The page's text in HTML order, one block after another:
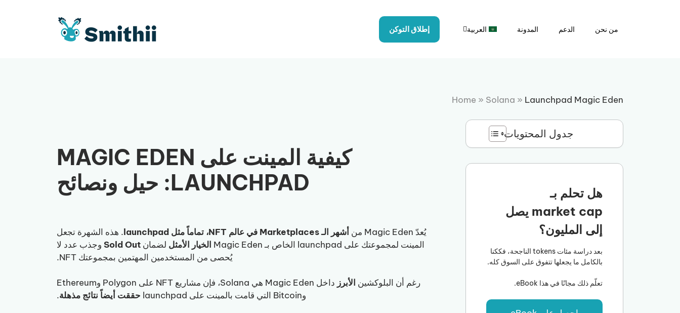
من نحن الدعم المدونة العربية إطلاق التوكن
Home » Solana » Launchpad Magic Eden
جدول المحتويات
هل تحلم بـ
market cap يصل
إلى المليون؟
بعد دراسة مئات tokens الناجحة، فككنا
بالكامل ما يجعلها تتفوق على السوق كله.
تعلّم ذلك مجانًا في هذا eBook.
كيفية المينت على MAGIC EDEN
LAUNCHPAD: حيل ونصائح
يُعدّ Magic Eden من أشهر الـ Marketplaces في عالم NFT، تماماً مثل launchpad
. هذه الشهرة تجعل
المينت لمجموعتك على launchpad الخاص بـ Magic Eden
الخيار الأمثل لضمان SoldOut
وجذب عدد لا
يُحصى من المستخدمين المهتمين بمجموعتك NFT.
رغم أن البلوكشين الأبرز
داخل Magic Eden هي Solana، فإن مشاريع NFT على Polygon وEthereum
وBitcoin التي قامت بالمينت على launchpad
حققت أيضاً نتائج مذهلة.